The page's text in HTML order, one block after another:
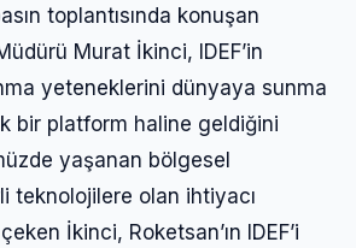
toplantısında konuşan
Murat İkinci, IDEF’in
yeteneklerini dünyaya sunma
bir platform haline geldiğini
yaşanan bölgesel
teknolojilere olan ihtiyacı
İkinci, Roketsan’ın IDEF’i